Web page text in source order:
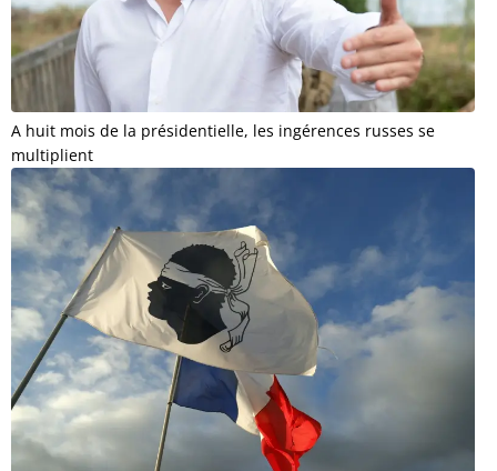
A huit mois de la présidentielle, les ingérences russes se
multiplient